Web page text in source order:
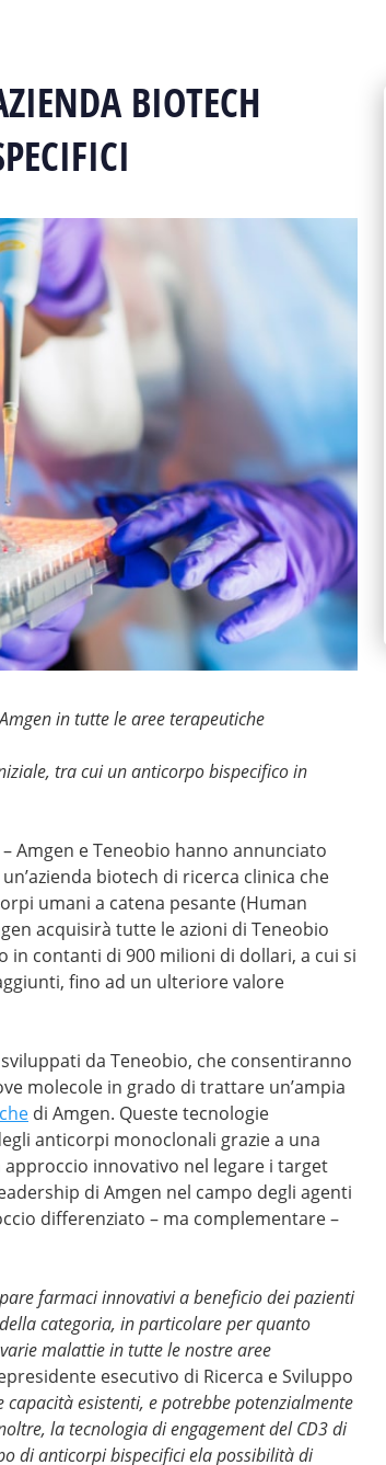
BIOTECH
in tutte le aree terapeutiche
tra cui un anticorpo bispecifico in
– Amgen e Teneobio hanno annunciato
biotech di ricerca clinica che
umani a catena pesante (Human
acquisirà tutte le azioni di Teneobio
contanti di 900 milioni di dollari, a cui si
fino ad un ulteriore valore
da Teneobio, che consentiranno
molecole in grado di trattare un’ampia
di Amgen. Queste tecnologie
anticorpi monoclonali grazie a una
innovativo nel legare i target
di Amgen nel campo degli agenti
differenziato – ma complementare –
farmaci innovativi a beneficio dei pazienti
categoria, in particolare per quanto
malattie in tutte le nostre aree
esecutivo di Ricerca e Sviluppo
esistenti, e potrebbe potenzialmente
la tecnologia di engagement del CD3 di
di anticorpi bispecifici ela possibilità di